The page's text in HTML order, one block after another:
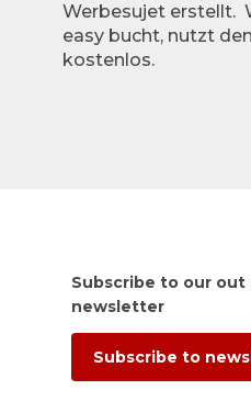
Werbesujet erstellt.
easy bucht, nutzt
kostenlos.
Subscribe to our out
newsletter
Subscribe to